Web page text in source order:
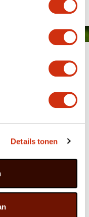
Details tonen
GROUP